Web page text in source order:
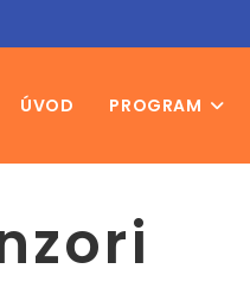
ÚVOD PROGRAM